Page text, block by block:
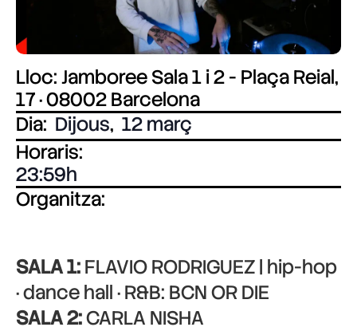
Lloc: Jamboree Sala 1 i 2 - Plaça Reial,
17 · 08002 Barcelona
Dia: Dijous, 12 març
Horaris:
23:59
Organitza:
SALA 1:FLAVIO RODRIGUEZ | hip-hop
· dance hall · R&B: BCN OR DIE
SALA 2:CARLA NISHA